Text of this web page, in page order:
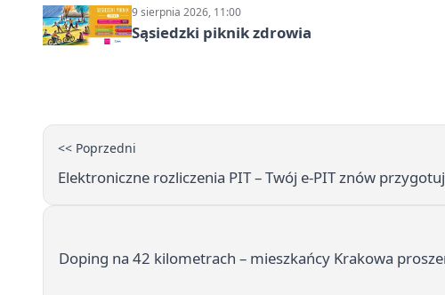
9 sierpnia 2026, 11:00
Sąsiedzki piknik zdrowia
<< Poprzedni
Elektroniczne rozliczenia PIT – Twój e‑PIT znów
Doping na 42 kilometrach – mieszkańcy Krakowa